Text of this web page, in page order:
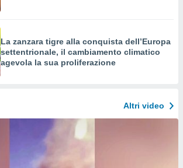
La zanzara tigre alla conquista dell’Europa
settentrionale, il cambiamento climatico
agevola la sua proliferazione
Altri video